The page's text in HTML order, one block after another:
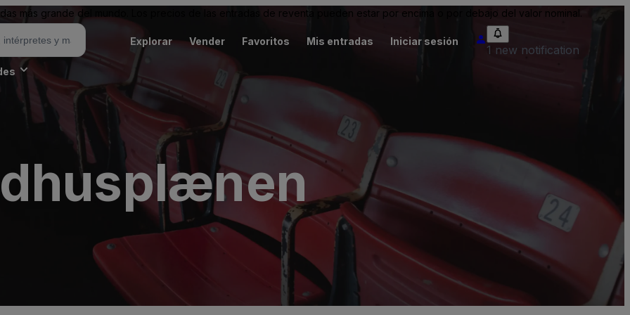
más grande del mundo. Los precios de las entradas de reventa pueden estar por encima o por debajo del valor nominal.
Explorar Vender Favoritos Mis entradas Iniciar sesión
1 new notification